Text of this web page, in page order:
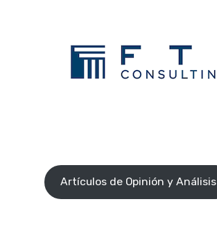
Artículos de Opinión y Análisis